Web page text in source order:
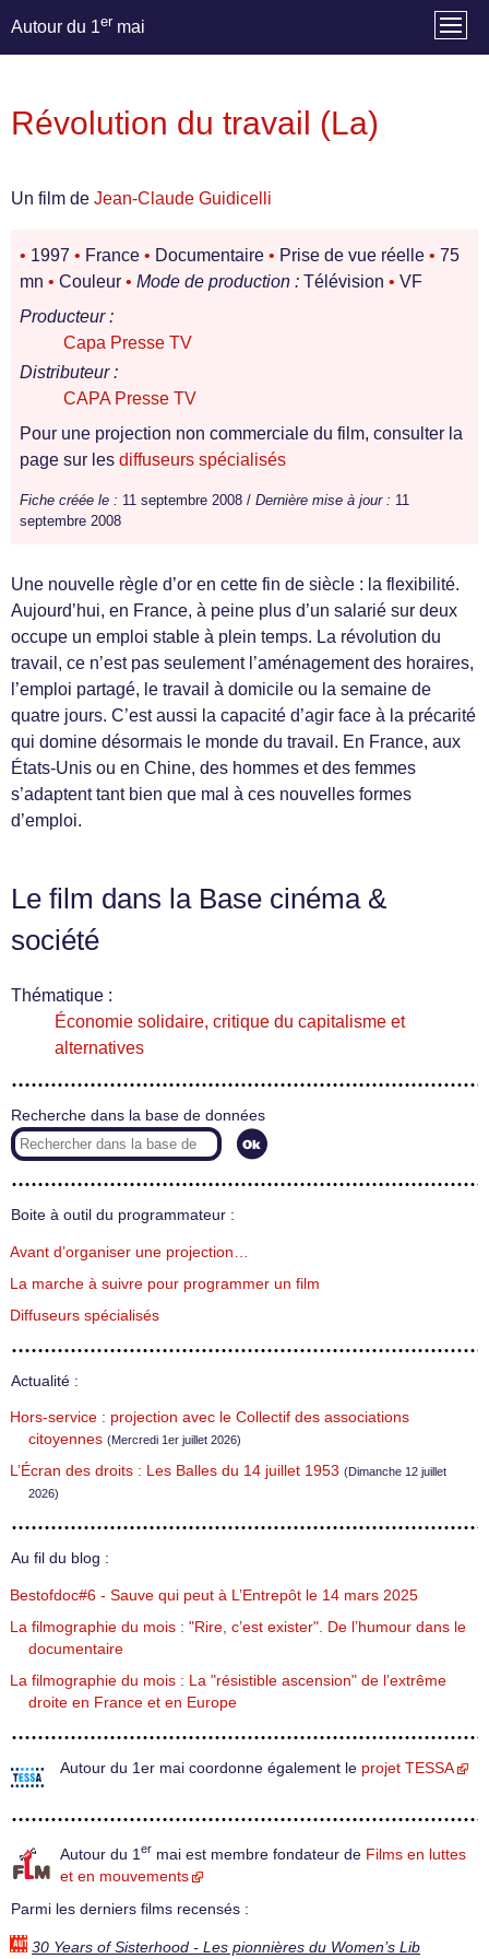
Autour du 1er mai
Révolution du travail (La)
Un film de Jean-Claude Guidicelli
• 1997 • France • Documentaire • Prise de vue réelle • 75
mn • Couleur • Mode de production : Télévision • VF
Producteur :
Capa Presse TV
Distributeur :
CAPA Presse TV
Pour une projection non commerciale du film, consulter la
page sur les diffuseurs spécialisés
Fiche créée le : 11 septembre 2008 / Dernière mise à jour : 11
septembre 2008
Une nouvelle règle d’or en cette fin de siècle : la flexibilité.
Aujourd’hui, en France, à peine plus d’un salarié sur deux
occupe un emploi stable à plein temps. La révolution du
travail, ce n’est pas seulement l’aménagement des horaires,
l’emploi partagé, le travail à domicile ou la semaine de
quatre jours. C’est aussi la capacité d’agir face à la précarité
qui domine désormais le monde du travail. En France, aux
États-Unis ou en Chine, des hommes et des femmes
s’adaptent tant bien que mal à ces nouvelles formes
d’emploi.
Le film dans la Base cinéma &
société
Thématique :
Économie solidaire, critique du capitalisme et
alternatives
Recherche dans la base de données
Boite à outil du programmateur :
Avant d’organiser une projection…
La marche à suivre pour programmer un film
Diffuseurs spécialisés
Actualité :
Hors-service : projection avec le Collectif des associations
citoyennes (Mercredi 1er juillet 2026)
L’Écran des droits : Les Balles du 14 juillet 1953 (Dimanche 12 juillet
2026)
Au fil du blog :
Bestofdoc#6 - Sauve qui peut à L’Entrepôt le 14 mars 2025
La filmographie du mois : "Rire, c’est exister". De l’humour dans le
documentaire
La filmographie du mois : La "résistible ascension" de l’extrême
droite en France et en Europe
Autour du 1er mai coordonne également le projet TESSA
Autour du 1 er mai est membre fondateur de Films en luttes
et en mouvements
Parmi les derniers films recensés :
30 Years of Sisterhood - Les pionnières du Women’s Lib